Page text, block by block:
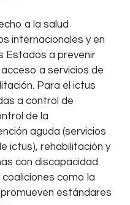
a la salud
internacionales y en
Estados a prevenir
a servicios de
Para el ictus
a control de
de la
aguda (servicios
ictus), rehabilitación y
con discapacidad.
como la
estándares